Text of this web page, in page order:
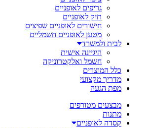
גריפים לאופניים
תיק לאופניים
חישורים לאופניים שפיצים
מטען לאופניים חשמליים
לבית ולמשרד
היגיינה אישית
חשמל ואלקטרוניקה
כלל המוצרים
מדריך מקצועי
מפת הגעה
מבצעים מטורפים
מתנות
קסדה לאופניים